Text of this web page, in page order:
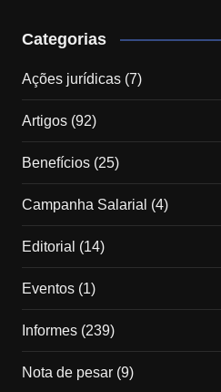
Categorias
Ações jurídicas(7)
Artigos(92)
Benefícios(25)
Campanha Salarial (4)
Editorial (14)
Eventos(1)
Informes(239)
Nota de pesar(9)